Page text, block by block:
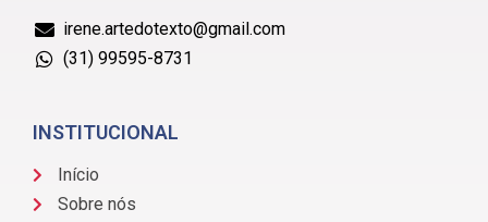
irene.artedotexto@gmail.com
(31) 99595-8731
INSTITUCIONAL
Início
Sobre nós